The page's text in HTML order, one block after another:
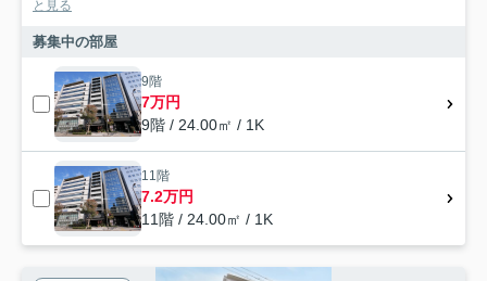
と見る
募集中の部屋
9階
7万円
9階 / 24.00㎡ / 1K
11階
7.2万円
11階 / 24.00㎡ / 1K